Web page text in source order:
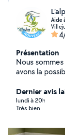
Aide
Présentation
Nous
avons la
locaux,
faisons aussi
Dernier avis
lundi à 20h
Très bien